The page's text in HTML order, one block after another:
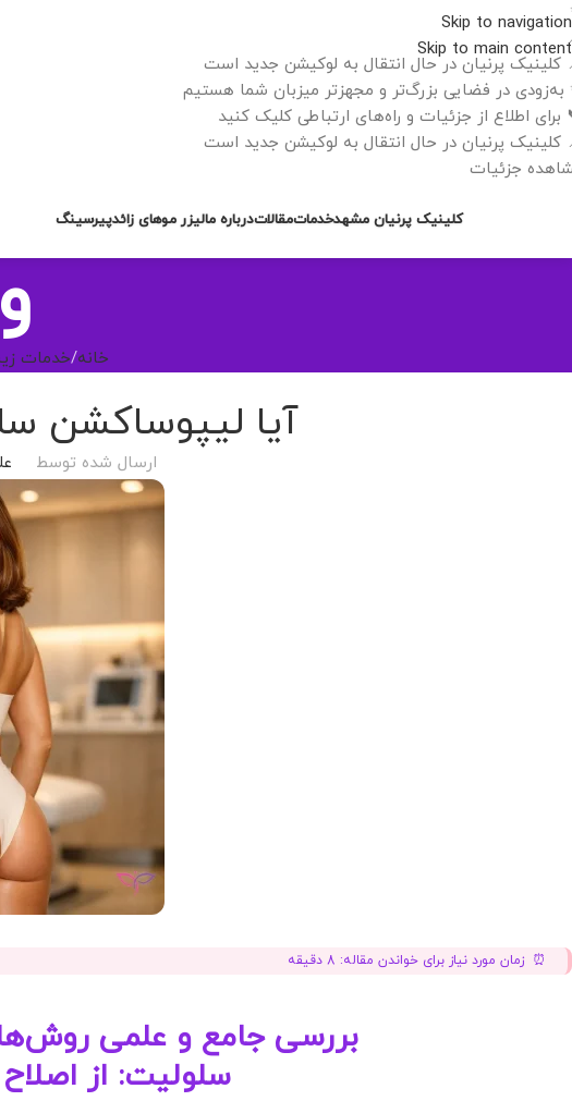
Skip to navigation
Skip to main content
کلینیک پرنیان در حال انتقال به لوکیشن جدید است
به‌زودی در فضایی بزرگ‌تر و مجهزتر میزبان شما هستیم
برای اطلاع از جزئیات و راه‌های ارتباطی کلیک کنید
کلینیک پرنیان در حال انتقال به لوکیشن جدید است
جزئیات
کلینیک پرنیان مشهدخدماتمقالاتدرباره مالیزر موهای زائدپیرسینگ
خانه خدمات
آیا لیپوساکشن
ارسال شده توسط
زمان مورد نیاز برای خواندن مقاله: 8 دقیقه
بررسی جامع و علمی
سلولیت: از